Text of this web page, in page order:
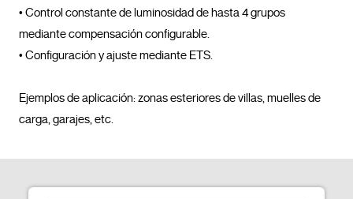
• Control constante de luminosidad de hasta 4 grupos
mediante compensación configurable.
• Configuración y ajuste mediante ETS.
Ejemplos de aplicación: zonas esteriores de villas, muelles de